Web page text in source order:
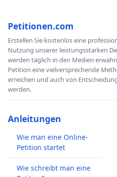
Petitionen.com
Erstellen Sie kostenlos eine
Nutzung unserer leistungsstarken
werden täglich in den Medien
Petition eine vielversprechende
erreichen und auch von
werden.
Anleitungen
Wie man eine Online-
Petition startet
Wie schreibt man eine